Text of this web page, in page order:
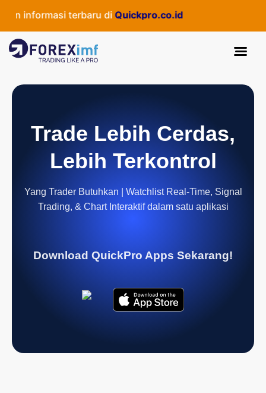
informasi terbaru diQuickpro.co.id
Trade Lebih Cerdas,
Lebih Terkontrol
Yang Trader Butuhkan | Watchlist Real-Time, Signal
Trading, & Chart Interaktif dalam satu aplikasi
Download QuickPro Apps Sekarang!